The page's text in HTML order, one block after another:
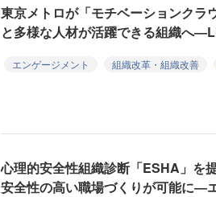
東京メトロが「モチベーションクラ
と多様な人材が活躍できる組織へ
エンゲージメント 組織改革・組織改善
心理的安全性組織診断「ESHA」を
安全性の高い職場づくりが可能に―